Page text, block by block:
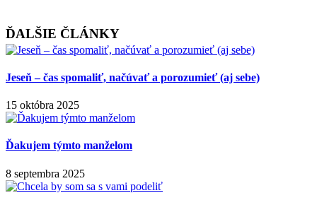
ĎALŠIE ČLÁNKY
Jeseň – čas spomaliť, načúvať a porozumieť (aj sebe)
15 októbra 2025
Ďakujem týmto manželom
8 septembra 2025